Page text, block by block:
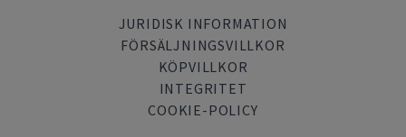
JURIDISK INFORMATION
FÖRSÄLJNINGSVILLKOR
KÖPVILLKOR
INTEGRITET
COOKIE-POLICY